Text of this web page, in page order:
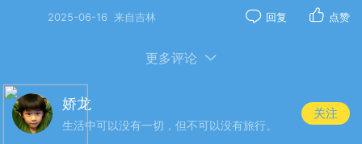
2025-06-16 来自吉林 回复 点赞
更多评论
娇龙
生活中可以没有一切，但不可以没有旅行。
关注